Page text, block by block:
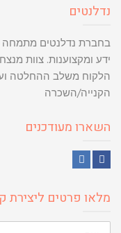
נדלנטים
בחברת נדלנטים מתמחה
ידע ומקצוענות. צוות
הלקוח משלב ההחלטה
הקנייה/השכרה
השארו מעודכנים
מלאו פרטים ליצירת
שם: